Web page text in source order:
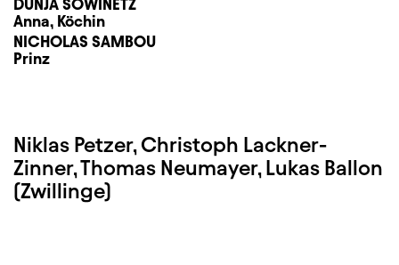
DUNJA SOWINETZ
Anna, Köchin
NICHOLAS SAMBOU
Prinz
Niklas Petzer, Christoph Lackner-
Zinner, Thomas Neumayer, Lukas Ballon
(Zwillinge)